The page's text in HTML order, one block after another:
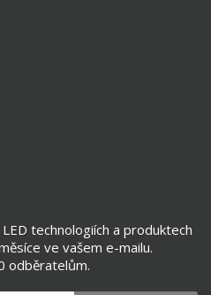
technologiích a produktech
ve vašem e-mailu.
odběratelům.